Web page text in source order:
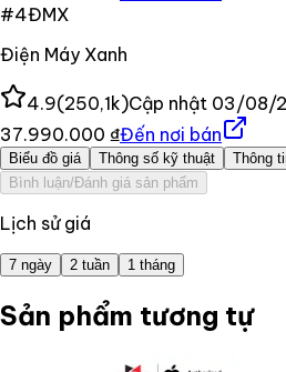
#4ĐMX
Điện Máy Xanh
4.9(250,1k)Cập nhật 03/08/
37.990.000 ₫Đến nơi bán
Biểu đồ giá Thông số kỹ thuật
Thông
Bình luận/Đánh giá sản phẩm
Lịch sử giá
7 ngày 2 tuần 1 tháng
Sản phẩm tương tự